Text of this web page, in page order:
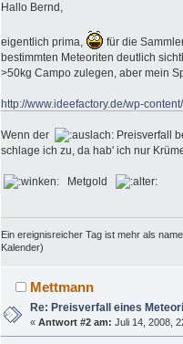
Hallo Bernd,
eigentlich prima,
für die
bestimmten Meteoriten deutlich
>50kg Campo zulegen, aber mein
http://www.ideefactory.de/wp-
Wenn der Preisverfall
schlage ich zu, da hab' ich nur
Metgold
Ein ereignisreicher Tag ist mehr als
Kalender)
Mettmann
Re: Preisverfall eines
«Antwort #2 am: Juli 14, 2008,